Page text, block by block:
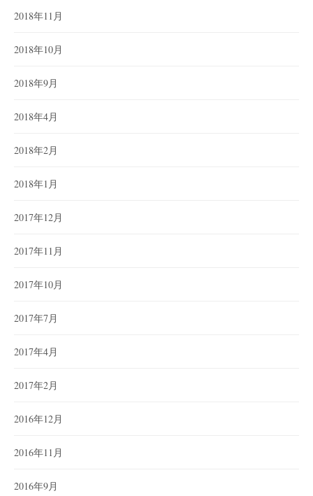
2018年11月
2018年10月
2018年9月
2018年4月
2018年2月
2018年1月
2017年12月
2017年11月
2017年10月
2017年7月
2017年4月
2017年2月
2016年12月
2016年11月
2016年9月